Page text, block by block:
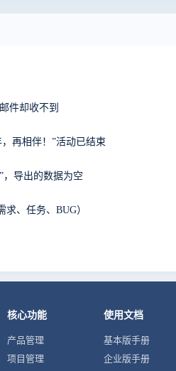
件却收不到
，再相伴！”活动已结束
，导出的数据为空
、任务、BUG）
核心功能
产品管理
项目管理
使用文档
基本版手册
企业版手册